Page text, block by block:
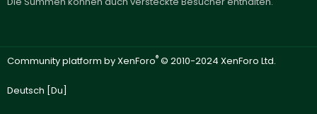
Community platform by XenForo® © 2010-2024 XenForo Ltd.
Deutsch [Du]